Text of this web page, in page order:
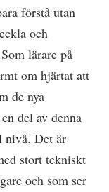
förstå utan
och
lärare på
om hjärtat att
de nya
del av denna
nivå. Det är
stort tekniskt
och som ser